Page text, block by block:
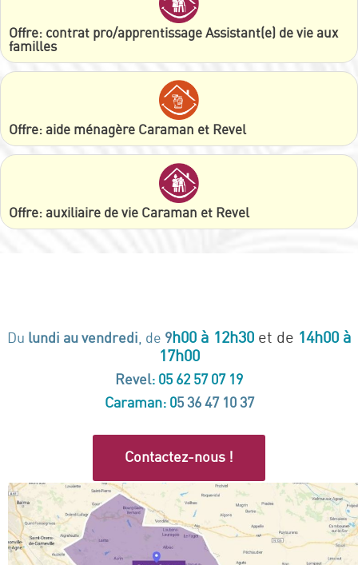
Offre: contrat pro/apprentissage Assistant(e) de vie aux
familles
Offre: aide ménagère Caraman et Revel
Offre: auxiliaire de vie Caraman et Revel
Du lundi au vendredi , de 9h00à 12h30 et de 14h00 à
17h00
Revel: 05 62 57 07 19
Caraman: 05 36 47 10 37
Contactez-nous !